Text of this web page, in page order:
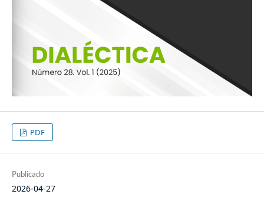
PDF
Publicado
2026-04-27